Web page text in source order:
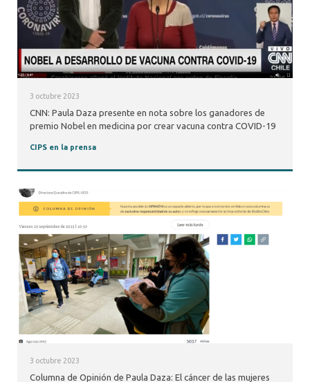
3 octubre 2023
CNN: Paula Daza presente en nota sobre los ganadores de
premio Nobel en medicina por crear vacuna contra COVID-19
CIPS en la prensa
3 octubre 2023
Columna de Opinión de Paula Daza: El cáncer de las mujeres